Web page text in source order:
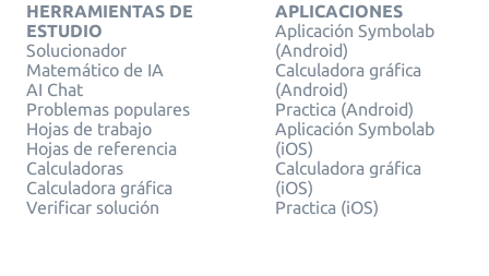
HERRAMIENTAS DE
ESTUDIO
Solucionador
Matemático de IA
AI Chat
Problemas populares
Hojas de trabajo
Hojas de referencia
Calculadoras
Calculadora gráfica
Verificar solución
APLICACIONES
Aplicación Symbolab
(Android)
Calculadora gráfica
(Android)
Practica (Android)
Aplicación Symbolab
(iOS)
Calculadora gráfica
(iOS)
Practica (iOS)